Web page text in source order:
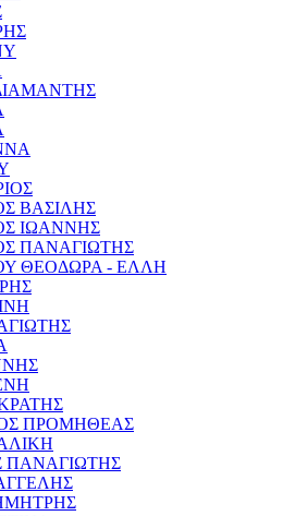
ΒΑΣΙΛΗΣ
ΙΩΑΝΝΗΣ
ΠΑΝΑΓΙΩΤΗΣ
ΘΕΟΔΩΡΑ - ΕΛΛΗ
ΠΡΟΜΗΘΕΑΣ